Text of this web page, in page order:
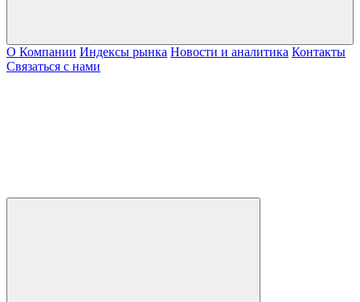
О Компании Индексы рынка Новости и аналитика Контакты
Связаться с нами